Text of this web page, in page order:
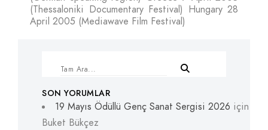
(Thessaloniki Documentary Festival) Hungary 28
April 2005 (Mediawave Film Festival)
SON YORUMLAR
19 Mayıs Ödüllü Genç Sanat Sergisi 2026 için
Buket Bükçez